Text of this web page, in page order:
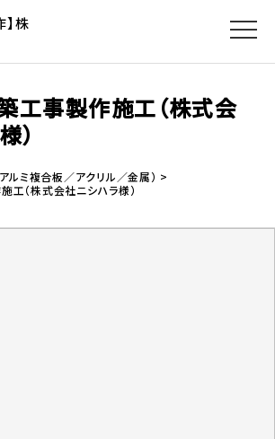
工事製作施工（株式会
）
ルミ複合板／アクリル／金属）
工（株式会社ニシハラ様）